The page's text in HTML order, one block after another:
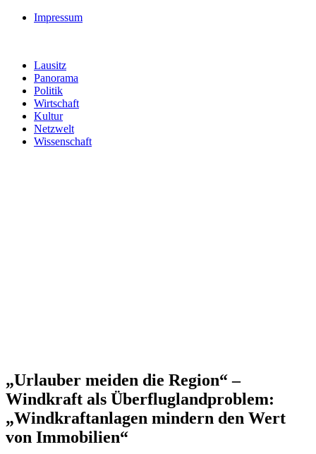
Impressum
Lausitz
Panorama
Politik
Wirtschaft
Kultur
Netzwelt
Wissenschaft
„Urlauber meiden die Region“ –
Windkraft als Überfluglandproblem:
„Windkraftanlagen mindern den Wert
von Immobilien“